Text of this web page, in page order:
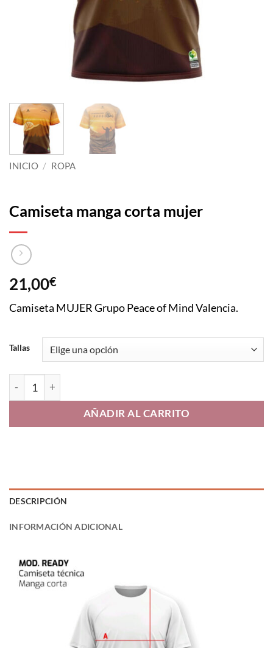
INICIO / ROPA
Camiseta manga corta mujer
21,00€
Camiseta MUJER Grupo Peace of Mind Valencia.
Tallas
Camiseta manga corta mujer cantidad
AÑADIR AL CARRITO
DESCRIPCIÓN
INFORMACIÓN ADICIONAL